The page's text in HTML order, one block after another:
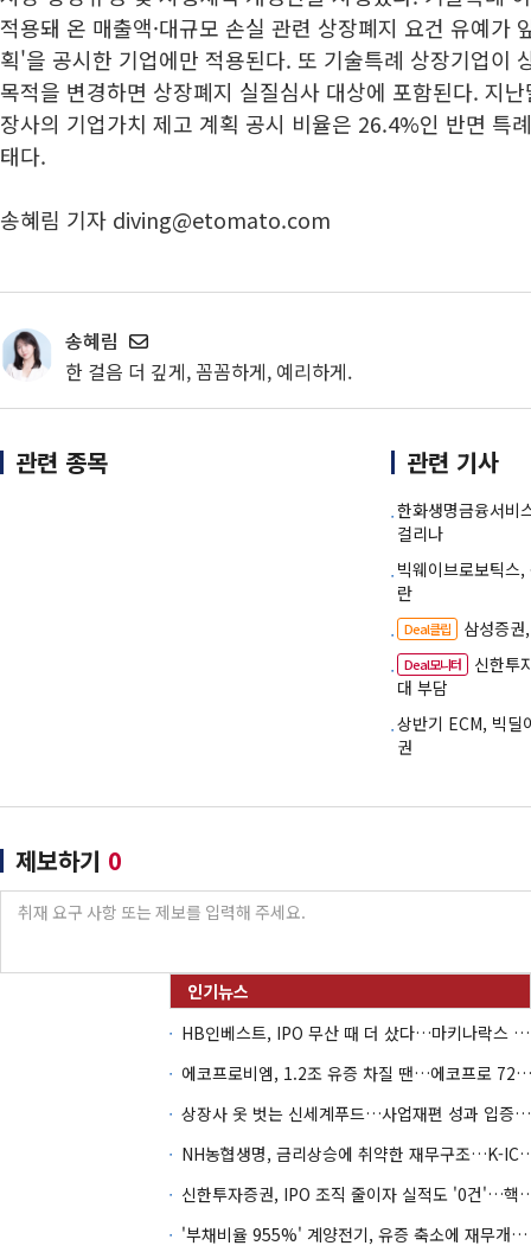
적용돼 온 매출액·대규모 손실 관련 상장폐지 요건 유예가
획'을 공시한 기업에만 적용된다. 또 기술특례 상장기업이
목적을 변경하면 상장폐지 실질심사 대상에 포함된다. 지
장사의 기업가치 제고 계획 공시 비율은 26.4%인 반면 특
태다.
송혜림 기자 diving@etomato.com
송혜림
한 걸음 더 깊게, 꼼꼼하게, 예리하게.
관련 종목 관련 기사
한화생명금융서비
걸리나
빅웨이브로보틱스
란
Deal클립 삼성증
Deal모니터
신한투
대 부담
상반기 ECM, 빅
권
제보하기 0
HB인베스트, IPO 무산 때 더 샀다…마키나락스 투자 2.7배 회수
에코프로비엠, 1.2조 유증 차질 땐…에코프로 7270억 '독박'
상장사 옷 벗는 신세계푸드…사업재편 성과 입증할까
NH농협생명, 금리상승에 취
신한투자증권, IPO 조직 줄
'부채비율 955%' 계양전기, 유증 축소에 재무개선 효과 '뚝'